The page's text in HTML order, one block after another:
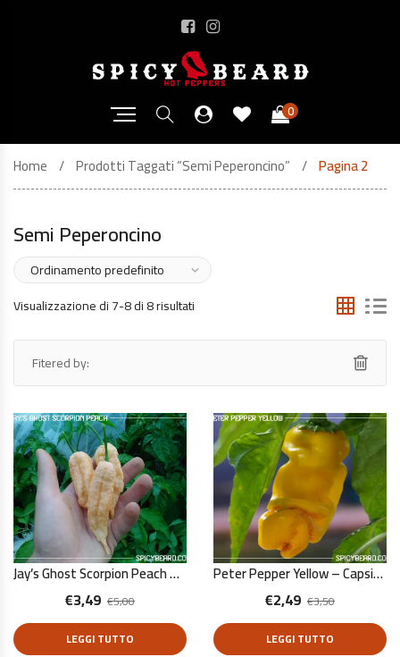
0
Home Prodotti Taggati “semi Peperoncino” Pagina 2
Semi Peperoncino
Visualizzazione di 7-8 di 8 risultati
Fitered by:
Jay’s Ghost Scorpion Peach – Capsicum Chinense – 10 Semi Puri
€5,00
€3,49
LEGGI TUTTO
Peter Pepper Yellow – Capsicum Annuum – 10 Semi Puri
€3,50
€2,49
LEGGI TUTTO